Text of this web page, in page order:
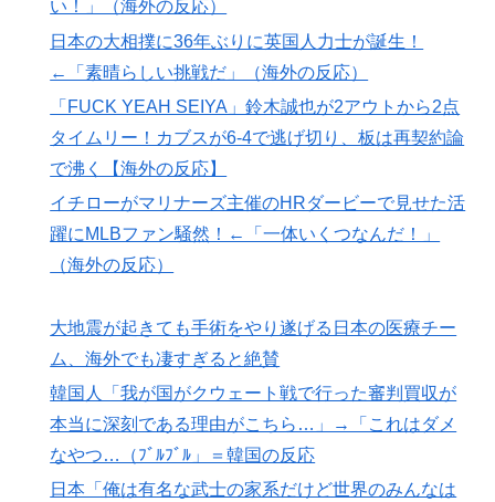
支持を表明「隠す気もないんだなｗ」
▶ 国際的な小咄 読者投稿 中小企業診断士めがけてよちよ
ち歩きな小咄 ～学習の仕方を学習しよう～
▶ 外国人「日本の未来は安泰だ」16歳MF三井寺眞、衝撃
ゴール！久保建英超え歴代2位の記録！3得点に絡む活躍
で海外絶賛！【海外の反応】
▶ 海外「2002年も審判を買収したのか！」韓国サッカー
協会による国際試合の審判買収が発覚し大騒ぎ！【海外
の反応】
した極限の中の日本人の姿に世界が衝撃
▶ 韓国人「韓国サッカー協会の性接待報道、海外でも大騒
ぎに・・・2002年W杯4強の記録取り消しの声も」
→「マジで国の恥だ」「2002年まで疑う価値がある」
「国民や国が築いた国格をサッカー選手が足で蹴り飛ば
すね」
い！」（海外の反応）
日本の大相撲に36年ぶりに英国人力士が誕生！
←「素晴らしい挑戦だ」（海外の反応）
「FUCK YEAH SEIYA」鈴木誠也が2アウトから2点
タイムリー！カブスが6-4で逃げ切り、板は再契約論
で沸く【海外の反応】
イチローがマリナーズ主催のHRダービーで見せた活
躍にMLBファン騒然！←「一体いくつなんだ！」
（海外の反応）
大地震が起きても手術をやり遂げる日本の医療チー
ム、海外でも凄すぎると絶賛
韓国人「我が国がクウェート戦で行った審判買収が
本当に深刻である理由がこちら…」→「これはダメ
なやつ…（ﾌﾞﾙﾌﾞﾙ」＝韓国の反応
日本「俺は有名な武士の家系だけど世界のみんなは